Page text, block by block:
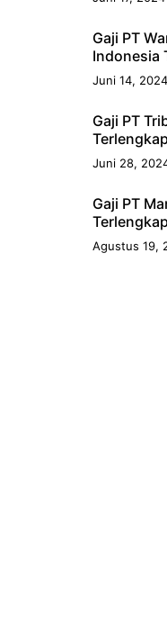
Gaji PT
Indonesia
Juni 14, 2024
Gaji PT
Terlengkap
Juni 28,
Gaji PT
Terlengkap
Agustus 19,